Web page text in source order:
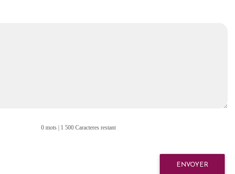
0 mots | 1 500 Caracteres restant
ENVOYER